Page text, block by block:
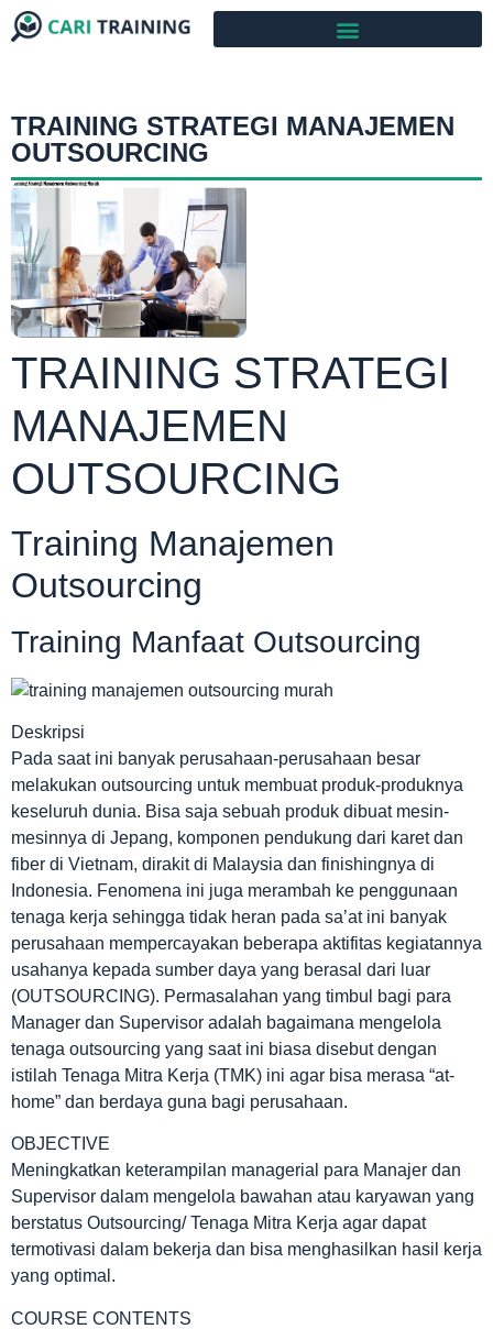
TRAINING STRATEGI MANAJEMEN
OUTSOURCING
TRAINING STRATEGI
MANAJEMEN
OUTSOURCING
Training Manajemen
Outsourcing
Training Manfaat Outsourcing
Deskripsi
Pada saat ini banyak perusahaan-perusahaan besar
melakukan outsourcing untuk membuat produk-produknya
keseluruh dunia. Bisa saja sebuah produk dibuat mesin-
mesinnya di Jepang, komponen pendukung dari karet dan
fiber di Vietnam, dirakit di Malaysia dan finishingnya di
Indonesia. Fenomena ini juga merambah ke penggunaan
tenaga kerja sehingga tidak heran pada sa’at ini banyak
perusahaan mempercayakan beberapa aktifitas kegiatannya
usahanya kepada sumber daya yang berasal dari luar
(OUTSOURCING). Permasalahan yang timbul bagi para
Manager dan Supervisor adalah bagaimana mengelola
tenaga outsourcing yang saat ini biasa disebut dengan
istilah Tenaga Mitra Kerja (TMK) ini agar bisa merasa “at-
home” dan berdaya guna bagi perusahaan.
OBJECTIVE
Meningkatkan keterampilan managerial para Manajer dan
Supervisor dalam mengelola bawahan atau karyawan yang
berstatus Outsourcing/ Tenaga Mitra Kerja agar dapat
termotivasi dalam bekerja dan bisa menghasilkan hasil kerja
yang optimal.
COURSE CONTENTS